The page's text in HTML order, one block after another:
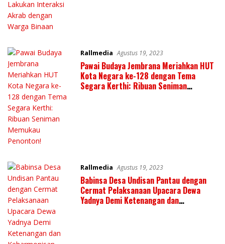
Rallmedia Agustus 19, 2023
Pawai Budaya Jembrana Meriahkan HUT
Kota Negara ke-128 dengan Tema
Segara Kerthi: Ribuan Seniman
Rallmedia Agustus 19, 2023
Babinsa Desa Undisan Pantau dengan
Cermat Pelaksanaan Upacara Dewa
Yadnya Demi Ketenangan dan